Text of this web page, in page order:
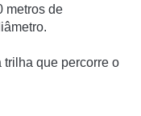
metros de
trilha que percorre o